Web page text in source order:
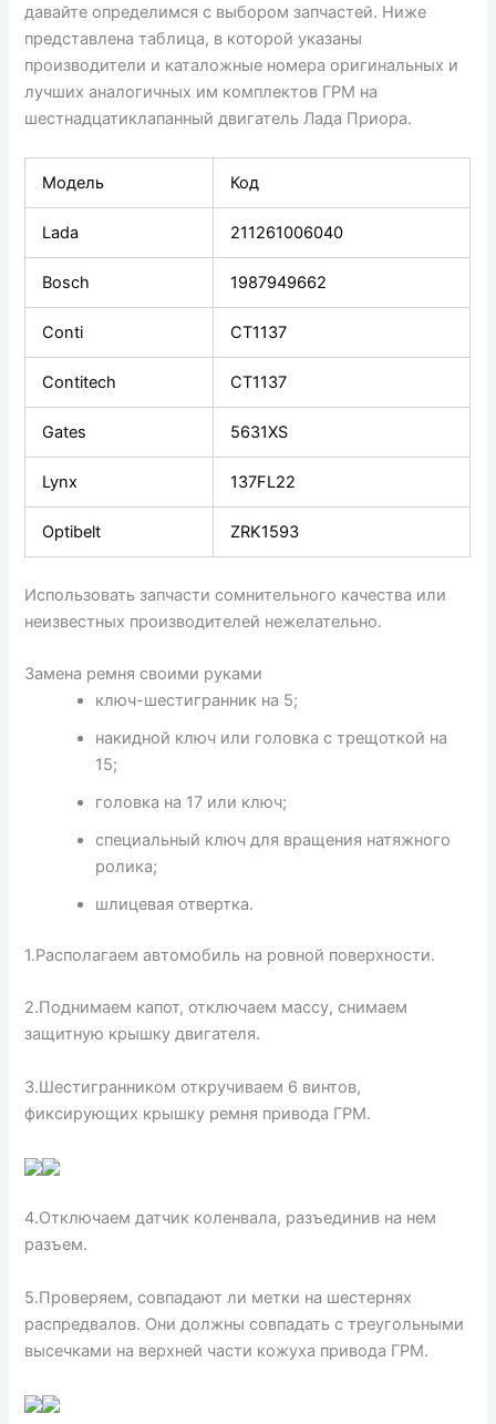
давайте определимся с выбором запчастей. Ниже
представлена таблица, в которой указаны
производители и каталожные номера оригинальных и
лучших аналогичных им комплектов ГРМ на
шестнадцатиклапанный двигатель Лада Приора.
Модель Код
Lada 211261006040
Bosch 1987949662
Conti CT1137
Contitech CT1137
Gates 5631XS
Lynx 137FL22
Optibelt ZRK1593
Использовать запчасти сомнительного качества или
неизвестных производителей нежелательно.
Замена ремня своими руками
ключ-шестигранник на 5;
накидной ключ или головка с трещоткой на
15;
головка на 17 или ключ;
специальный ключ для вращения натяжного
ролика;
шлицевая отвертка.
1.Располагаем автомобиль на ровной поверхности.
2.Поднимаем капот, отключаем массу, снимаем
защитную крышку двигателя.
3.Шестигранником откручиваем 6 винтов,
фиксирующих крышку ремня привода ГРМ.
4.Отключаем датчик коленвала, разъединив на нем
разъем.
5.Проверяем, совпадают ли метки на шестернях
распредвалов. Они должны совпадать с треугольными
высечками на верхней части кожуха привода ГРМ.